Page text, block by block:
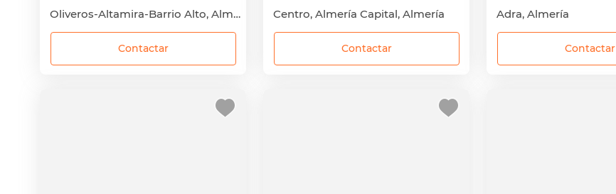
Oliveros-Altamira-Barrio Alto, Almería Capital, Almería
Contactar
Centro, Almería Capital, Almería
Contactar
Adra, Almería
Contactar